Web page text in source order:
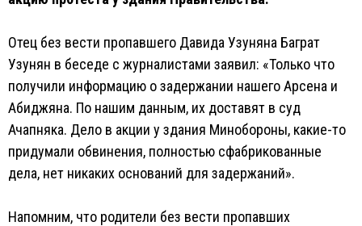
Отец без вести пропавшего Давида Узуняна Баграт
Узунян в беседе с журналистами заявил: «Только что
получили информацию о задержании нашего Арсена и
Абиджяна. По нашим данным, их доставят в суд
Ачапняка. Дело в акции у здания Минобороны, какие-то
придумали обвинения, полностью сфабрикованные
дела, нет никаких оснований для задержаний».
Напомним, что родители без вести пропавших